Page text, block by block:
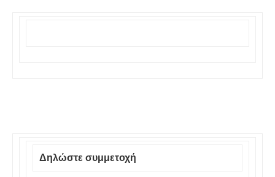
Δηλώστε συμμετοχή